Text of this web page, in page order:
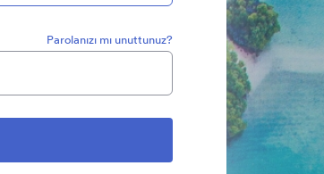
Parolanızı mı unuttunuz?